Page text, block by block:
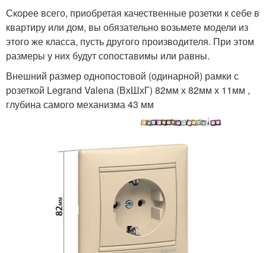
Скорее всего, приобретая качественные розетки к себе в
квартиру или дом, вы обязательно возьмете модели из
этого же класса, пусть другого производителя. При этом
размеры у них будут сопоставимы или равны.
Внешний размер однопостовой (одинарной) рамки с
розеткой Legrand Valena (ВхШхГ) 82мм х 82мм х 11мм ,
глубина самого механизма 43 мм